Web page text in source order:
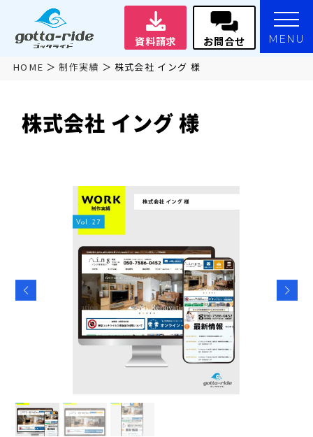
資料請求 お問合せ MENU
HOME 制作実績 株式会社 イング 様
株式会社 イング 様